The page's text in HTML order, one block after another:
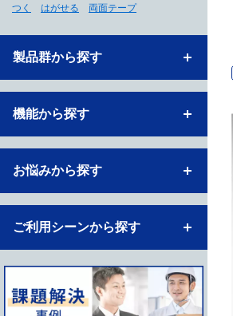
つく
はがせる 両面テープ
製品群から探す
機能から探す
お悩みから探す
ご利用シーンから探す